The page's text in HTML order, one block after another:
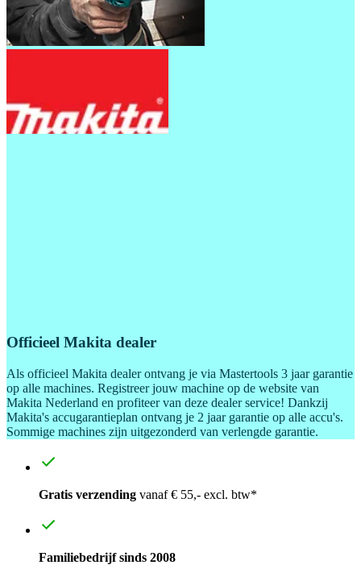
Officieel Makita dealer
Als officieel Makita dealer ontvang je via Mastertools 3 jaar garantie
op alle machines. Registreer jouw machine op de website van
Makita Nederland en profiteer van deze dealer service! Dankzij
Makita's accugarantieplan ontvang je 2 jaar garantie op alle accu's.
Sommige machines zijn uitgezonderd van verlengde garantie.
Gratis verzending vanaf € 55,- excl. btw*
Familiebedrijf sinds 2008